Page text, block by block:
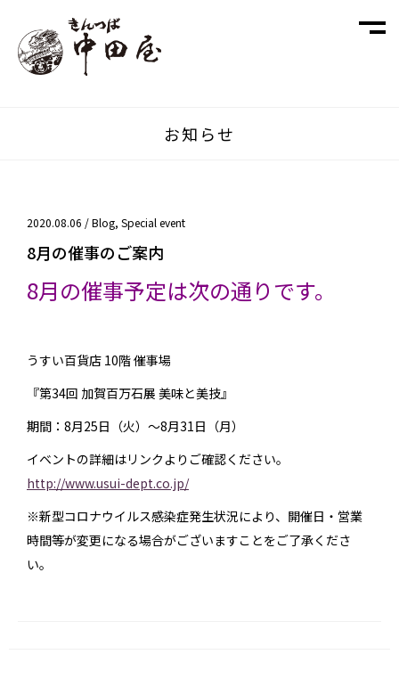
お知らせ
2020.08.06 /Blog, Special event
8月の催事のご案内
8月の催事予定は次の通りです。
うすい百貨店 10階 催事場
『第34回 加賀百万石展 美味と美技』
期間：8月25日（火）〜8月31日（月）
イベントの詳細はリンクよりご確認ください。
http://www.usui-dept.co.jp/
※新型コロナウイルス感染症発生状況により、開催日・営業
時間等が変更になる場合がございますことをご了承くださ
い。